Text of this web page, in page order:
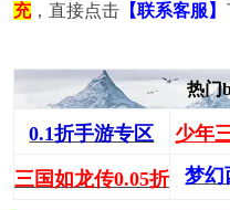
充，直接点击【联系客服】
热门
0.1折手游专区 少年
三国如龙传0.05折 梦幻